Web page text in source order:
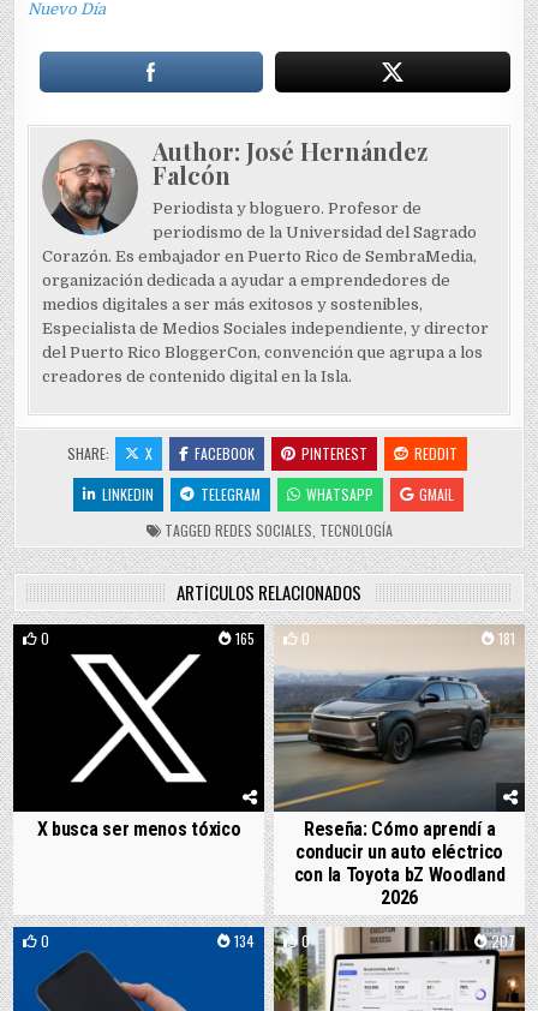
Nuevo Día
Author:José Hernández
Falcón
Periodista y bloguero. Profesor de
periodismo de la Universidad del Sagrado
Corazón. Es embajador en Puerto Rico de SembraMedia,
organización dedicada a ayudar a emprendedores de
medios digitales a ser más exitosos y sostenibles,
Especialista de Medios Sociales independiente, y director
del Puerto Rico BloggerCon, convención que agrupa a los
creadores de contenido digital en la Isla.
SHARE: X FACEBOOK PINTEREST
REDDIT
LINKEDIN
TELEGRAM WHATSAPP
GMAIL
TAGGED REDES SOCIALES TECNOLOGÍA
ARTÍCULOS RELACIONADOS
0 165
X busca ser menos tóxico
0 181
Reseña: Cómo aprendí a
conducir un auto eléctrico
con la Toyota bZ Woodland
2026
0 134 0 207